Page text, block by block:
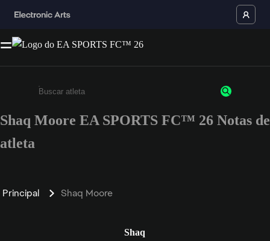
Insira pelo menos 3 caracteres ou números
Shaq Moore EA SPORTS FC™ 26 Notas de
atleta
Principal Shaq Moore
Shaq